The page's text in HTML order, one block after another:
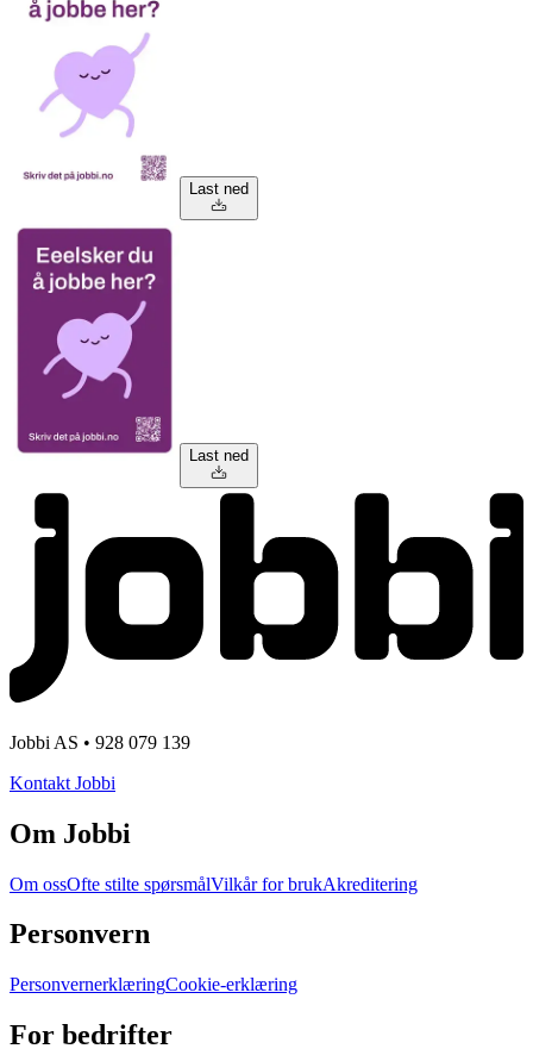
Last ned
Last ned
Jobbi AS • 928 079 139
Kontakt Jobbi
Om Jobbi
Om ossOfte stilte spørsmålVilkår for brukAkreditering
Personvern
PersonvernerklæringCookie-erklæring
For bedrifter